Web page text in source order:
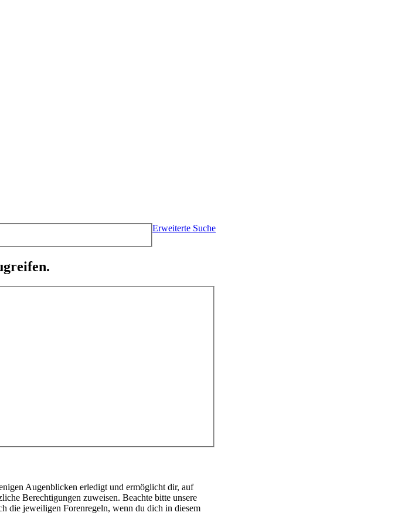
Erweiterte Suche
Augenblicken erledigt und ermöglicht dir, auf
Berechtigungen zuweisen. Beachte bitte unsere
die jeweiligen Forenregeln, wenn du dich in diesem